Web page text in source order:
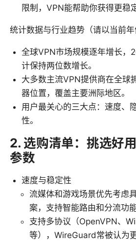
限制，VPN能帮助你获得更稳
统计数据与行业趋势（请以当前年
全球VPN市场规模逐年增长，
计保持两位数增长。
大多数主流VPN提供商在全球
器位置，覆盖主要洲际地区。
用户最关心的三大点：速度、
性。
2. 选购清单：挑选好
参数
速度与稳定性
流媒体和游戏场景优先考虑
案，支持智能路由和分流功能
支持多协议（OpenVPN、
等），WireGuard常被认为